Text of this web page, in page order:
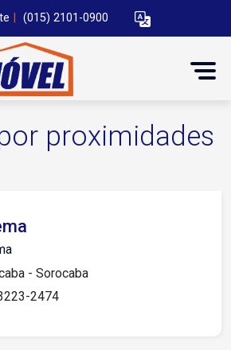
(015) 2101-0900
proximidades
- Sorocaba
2474